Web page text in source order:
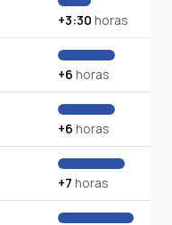
+3:30 horas
+6 horas
+6 horas
+7 horas